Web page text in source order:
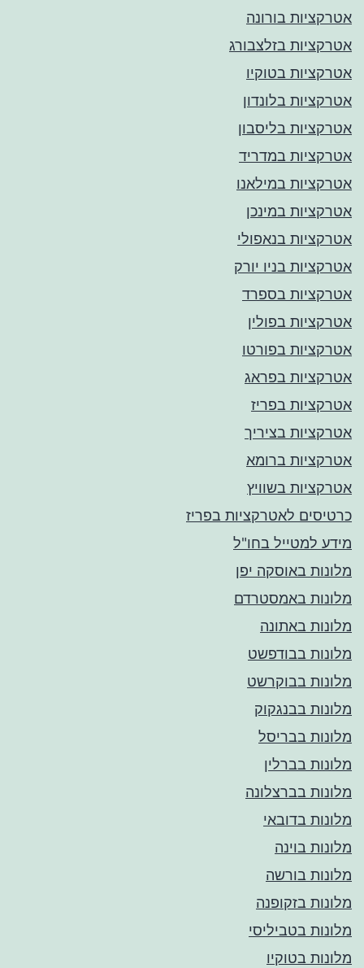
אטרקציות בורונה
אטרקציות בזלצבורג
אטרקציות בטוקיו
אטרקציות בלונדון
אטרקציות בליסבון
אטרקציות במדריד
אטרקציות במילאנו
אטרקציות במינכן
אטרקציות בנאפולי
אטרקציות בניו יורק
אטרקציות בספרד
אטרקציות בפולין
אטרקציות בפורטו
אטרקציות בפראג
אטרקציות בפריז
אטרקציות בציריך
אטרקציות ברומא
אטרקציות בשוויץ
כרטיסים לאטרקציות בפריז
מידע למטייל בחו"ל
מלונות באוסקה יפן
מלונות באמסטרדם
מלונות באתונה
מלונות בבודפשט
מלונות בבוקרשט
מלונות בבנגקוק
מלונות בבריסל
מלונות בברלין
מלונות בברצלונה
מלונות בדובאי
מלונות בוינה
מלונות בורשה
מלונות בזקופנה
מלונות בטביליסי
מלונות בטוקיו